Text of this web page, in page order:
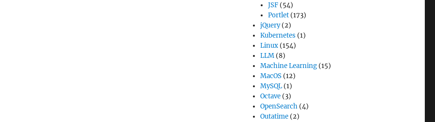
JSF (54)
Portlet (173)
jQuery(2)
Kubernetes (1)
Linux (154)
LLM (8)
Machine Learning (15)
MacOS (12)
MySQL (1)
Octave (3)
OpenSearch (4)
Outatime (2)